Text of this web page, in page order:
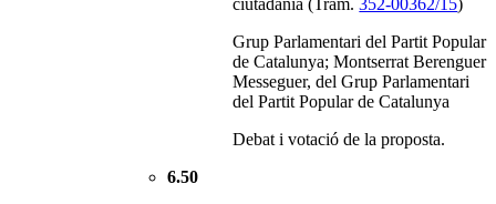
ciutadania (Tram.352-00362/15)
Grup Parlamentari del Partit Popular
de Catalunya; Montserrat Berenguer
Messeguer, del Grup Parlamentari
del Partit Popular de Catalunya
Debat i votació de la proposta.
6.50